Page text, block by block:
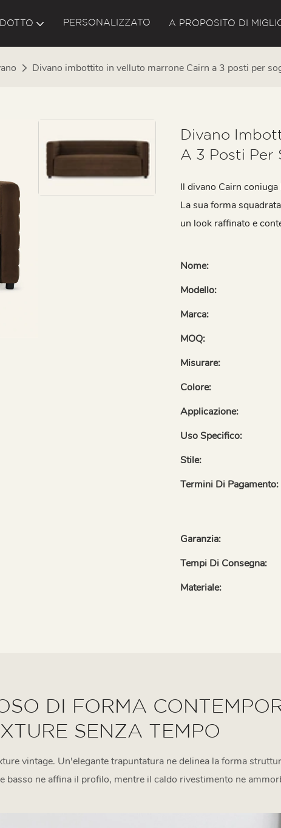
PERSONALIZZATO A PROPOSITO DI
Divano imbottito in velluto marrone Cairn a 3 posti per
Divano
A 3 Posti Per
Il divano Cairn
La sua forma
un look raffinato e
Nome:
Modello:
Marca:
MOQ:
Misurare:
Colore:
Applicazione:
Uso Specifico:
Stile:
Termini Di Pagamento:
Garanzia:
Tempi Di Consegna:
Materiale:
DI FORMA
SENZA TEMPO
vintage. Un'elegante trapuntatura ne delinea la forma
basso ne affina il profilo, mentre il caldo rivestimento ne